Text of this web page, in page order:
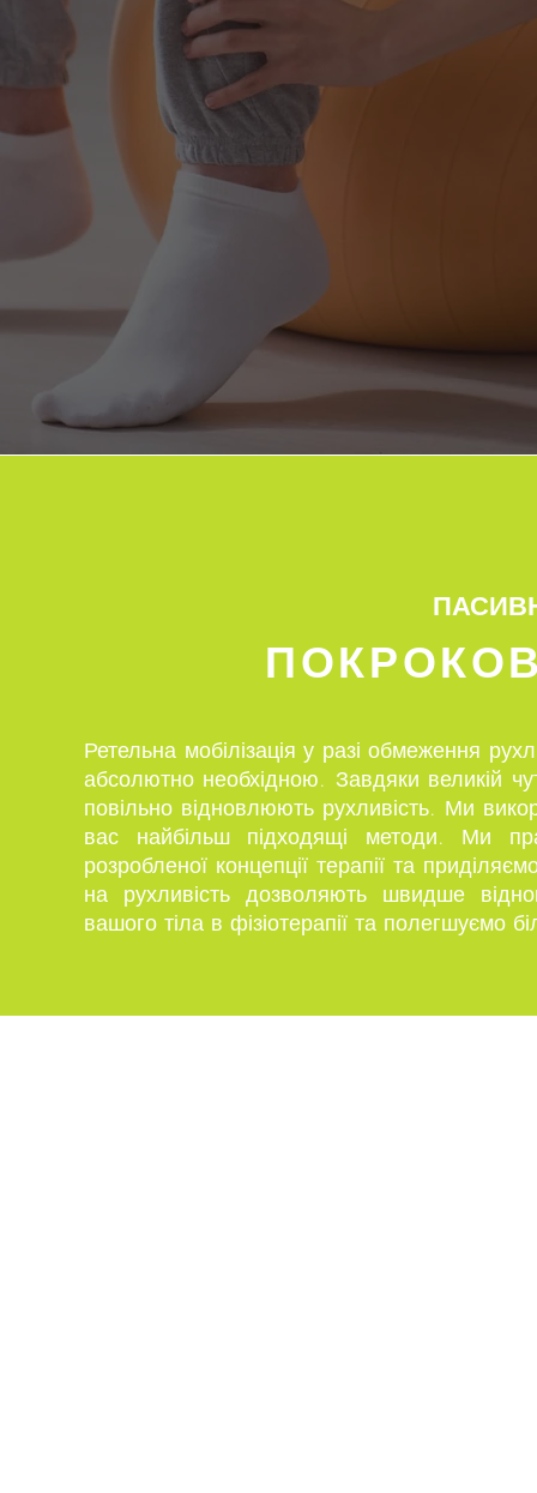
Ретельна мобілізація у разі обмеження
абсолютно необхідною. Завдяки великій
повільно відновлюють рухливість. Ми
вас найбільш підходящі методи. Ми
розробленої концепції терапії та
на рухливість дозволяють швидше
вашого тіла в фізіотерапії та полегшуємо